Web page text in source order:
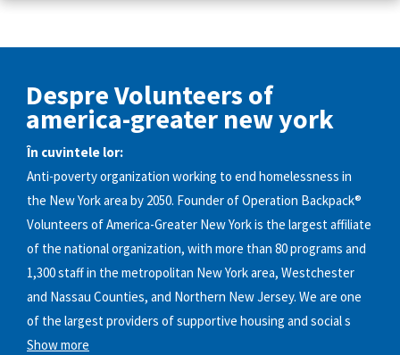
Despre Volunteers of
america-greater new york
În cuvintele lor:
Anti-poverty organization working to end homelessness in
the New York area by 2050. Founder of Operation Backpack®
Volunteers of America-Greater New York is the largest affiliate
of the national organization, with more than 80 programs and
1,300 staff in the metropolitan New York area, Westchester
and Nassau Counties, and Northern New Jersey. We are one
of the largest providers of supportive housing and social s
Show more